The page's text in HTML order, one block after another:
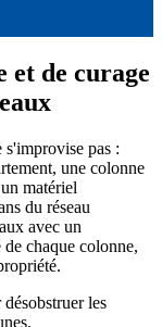
et de curage
s'improvise pas :
une colonne
matériel
du réseau
avec un
chaque colonne,
désobstruer les